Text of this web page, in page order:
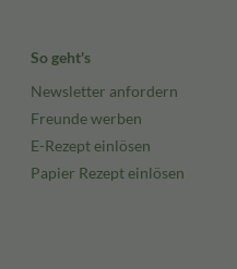
So geht's
Newsletter anfordern
Freunde werben
E-Rezept einlösen
Papier Rezept einlösen